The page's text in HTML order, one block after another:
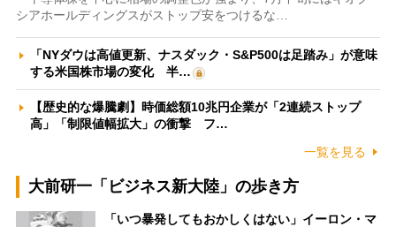
シアホールディングスがストップ安をつけるな…
「NYダウは高値更新、ナスダック・S&P500は足踏み」が意味
する米国株市場の変化 半…
【歴史的な爆騰劇】時価総額10兆円企業が「2連続ストップ
高」「制限値幅拡大」の衝撃 フ…
一覧を見る
大前研一「ビジネス新大陸」の歩き方
「いつ暴発してもおかしくはない」イーロン・マ